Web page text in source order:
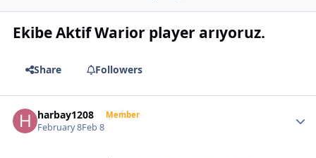
Ekibe Aktif Warior player arıyoruz.
Share Followers
harbay1208 Member
February 8Feb 8